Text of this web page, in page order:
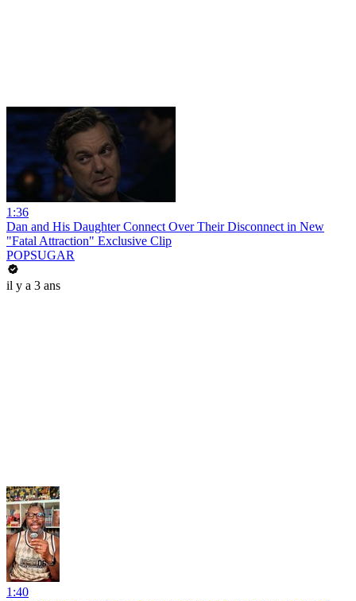
1:36
Dan and His Daughter Connect Over Their Disconnect in New
"Fatal Attraction" Exclusive Clip
POPSUGAR
il y a 3 ans
1:40